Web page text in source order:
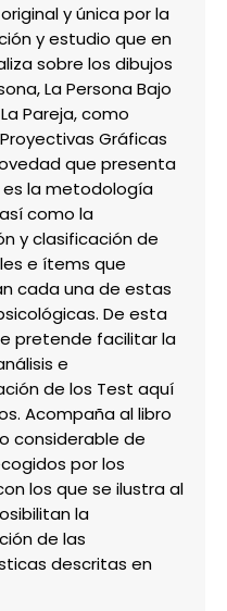
y única por la
y estudio que en
sobre los dibujos
La Persona Bajo
Pareja, como
Gráficas
que presenta
la metodología
como la
y clasificación de
e ítems que
cada una de estas
De esta
pretende facilitar la
e
de los Test aquí
Acompaña al libro
considerable de
por los
los que se ilustra al
la
de las
descritas en